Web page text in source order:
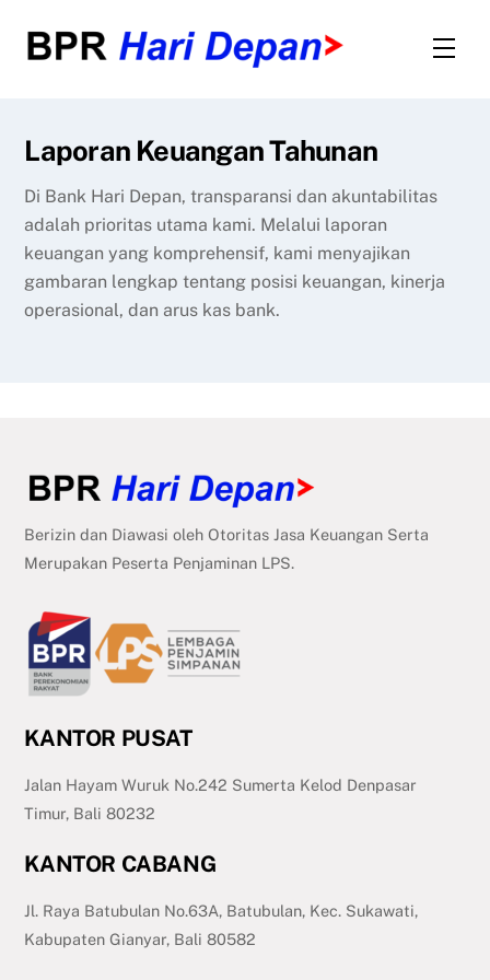
Laporan Keuangan Tahunan
Di Bank Hari Depan, transparansi dan akuntabilitas
adalah prioritas utama kami. Melalui laporan
keuangan yang komprehensif, kami menyajikan
gambaran lengkap tentang posisi keuangan, kinerja
operasional, dan arus kas bank.
Berizin dan Diawasi oleh Otoritas Jasa Keuangan Serta
Merupakan Peserta Penjaminan LPS.
KANTOR PUSAT
Jalan Hayam Wuruk No.242 Sumerta Kelod Denpasar
Timur, Bali 80232
KANTOR CABANG
Jl. Raya Batubulan No.63A, Batubulan, Kec. Sukawati,
Kabupaten Gianyar, Bali 80582